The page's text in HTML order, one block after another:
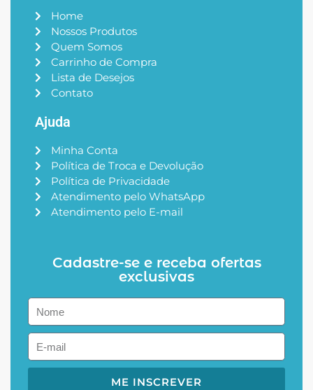
Home
Nossos Produtos
Quem Somos
Carrinho de Compra
Lista de Desejos
Contato
Ajuda
Minha Conta
Política de Troca e Devolução
Política de Privacidade
Atendimento pelo WhatsApp
Atendimento pelo E-mail
Cadastre-se e receba ofertas
exclusivas
ME INSCREVER